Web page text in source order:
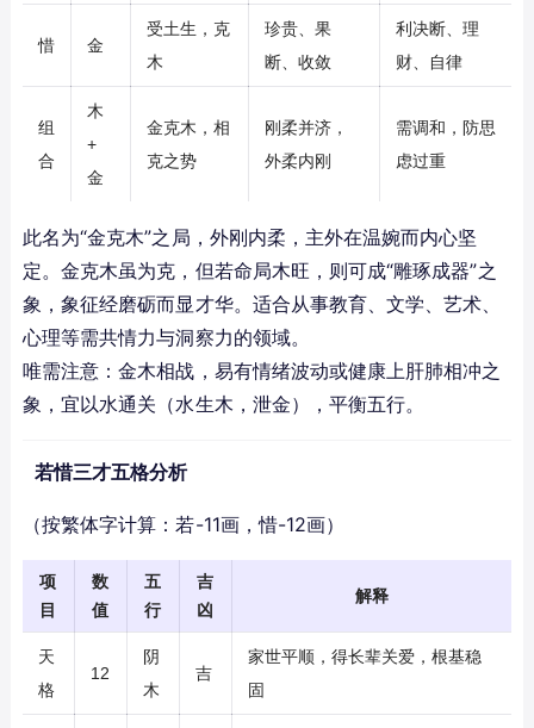
惜 金
受土生，克
木
珍贵、果
断、收敛
利决断、理
财、自律
组
合
木
+
金
金克木，相
克之势
刚柔并济，
外柔内刚
需调和，防思
虑过重
此名为“金克木”之局，外刚内柔，主外在温婉而内心坚
定。金克木虽为克，但若命局木旺，则可成“雕琢成器”之
象，象征经磨砺而显才华。适合从事教育、文学、艺术、
心理等需共情力与洞察力的领域。
唯需注意：金木相战，易有情绪波动或健康上肝肺相冲之
象，宜以水通关（水生木，泄金），平衡五行。
若惜三才五格分析
（按繁体字计算：若-11画，惜-12画）
项
目
数
值
五
行
吉
凶
解释
天
格
12
阴
木
吉
家世平顺，得长辈关爱，根基稳
固